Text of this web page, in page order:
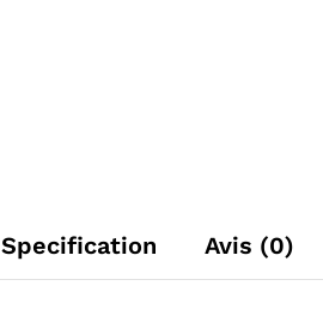
Specification Avis (0)